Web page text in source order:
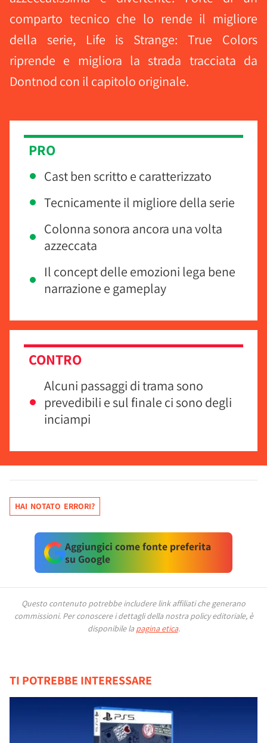
comparto tecnico che lo rende il migliore
della serie, Life is Strange: True Colors
riprende e migliora la strada tracciata da
Dontnod con il capitolo originale.
PRO
Cast ben scritto e caratterizzato
Tecnicamente il migliore della serie
Colonna sonora ancora una volta
azzeccata
Il concept delle emozioni lega bene
narrazione e gameplay
CONTRO
Alcuni passaggi di trama sono
prevedibili e sul finale ci sono degli
inciampi
HAI NOTATO ERRORI?
Aggiungici come fonte preferita
su Google
Questo contenuto potrebbe includere link affiliati che generano
commissioni. Per conoscere i dettagli della nostra policy editoriale, è
disponibile la pagina etica.
TI POTREBBE INTERESSARE